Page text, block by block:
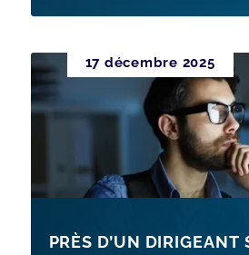
PRÈS D’UN DIRIGEANT
17 décembre 2025